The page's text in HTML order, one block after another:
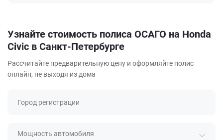
Узнайте стоимость полиса ОСАГО на Honda
Civic в Санкт-Петербурге
Рассчитайте предварительную цену и оформляйте полис
онлайн, не выходя из дома
Город регистрации
Мощность автомобиля